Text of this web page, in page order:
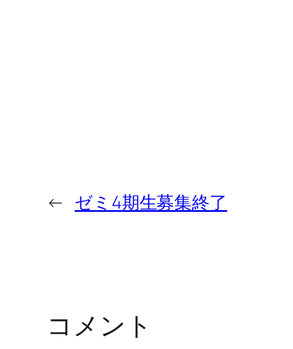
← ゼミ4期生募集終了
コメント